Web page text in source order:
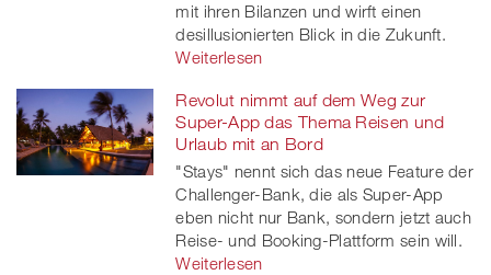
er
mit ihren Bilanzen und wirft einen
desillusionierten Blick in die Zukunft.
Weiterlesen
Revolut nimmt auf dem Weg zur
Super-App das Thema Reisen und
Urlaub mit an Bord
"Stays" nennt sich das neue Feature der
Challenger-Bank, die als Super-App
eben nicht nur Bank, sondern jetzt auch
Reise- und Booking-Plattform sein will.
Weiterlesen